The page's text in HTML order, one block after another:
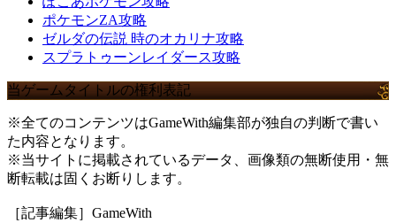
ポケモンZA攻略
ゼルダの伝説 時のオカリナ攻略
スプラトゥーンレイダース攻略
当ゲームタイトルの権利表記
※全てのコンテンツはGameWith編集部が独自の判断で書い
た内容となります。
※当サイトに掲載されているデータ、画像類の無断使用・無
断転載は固くお断りします。
［記事編集］GameWith